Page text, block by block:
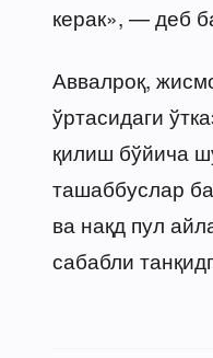
керак», — деб
Аввалроқ,
ўртасидаги
қилиш бўйича
ташаббуслар
ва нақд пул
сабабли